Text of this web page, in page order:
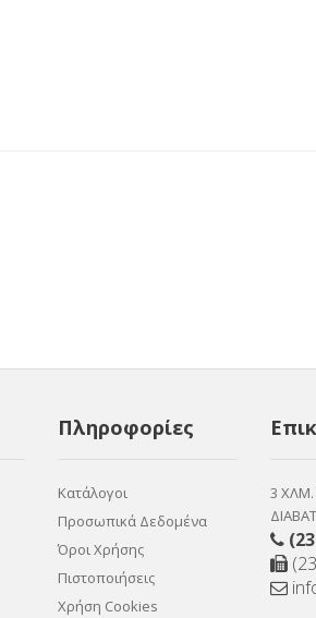
Πληροφορίες
Κατάλογοι
Προσωπικά Δεδομένα
Όροι Χρήσης
Πιστοποιήσεις
Χρήση Cookies
3